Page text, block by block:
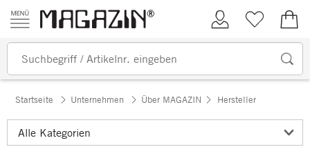
Zum Inhalt springen
Kundenkonto
Merkliste
Startseite Unternehmen Über MAGAZIN Hersteller